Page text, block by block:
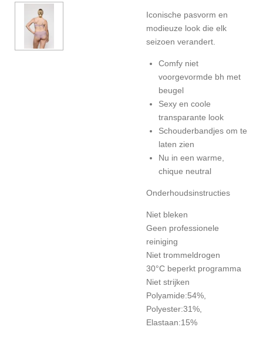
Iconische pasvorm en
modieuze look die elk
seizoen verandert.
Comfy niet
voorgevormde bh met
beugel
Sexy en coole
transparante look
Schouderbandjes om te
laten zien
Nu in een warme,
chique neutral
Onderhoudsinstructies
Niet bleken
Geen professionele
reiniging
Niet trommeldrogen
30°C beperkt programma
Niet strijken
Polyamide:54%,
Polyester:31%,
Elastaan:15%